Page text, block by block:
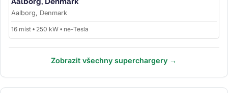
Aalborg, Denmark
16 míst • 250 kW • ne-Tesla
Zobrazit všechny superchargery →